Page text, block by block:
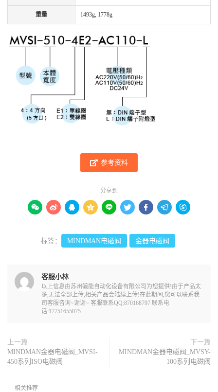
重量 1493g, 1778g
参考资料
分享到
        
标签： MINDMAN电磁阀 金器电磁阀
客服小林
以上信息由苏州毓能自动化设备有限公司为您提供!由于产品太
多,无法全部上传,相关产品会陆续上传!在此期间,您可以联系我
司客服咨询~谢谢~ 客服联系QQ:870168797 联系电
话:17751655075
上一篇
MINDMAN金器电磁阀_MVSI-
450系列ISO电磁阀
下一篇
MINDMAN金器电磁阀_MVSY-
100系列电磁阀
相关推荐